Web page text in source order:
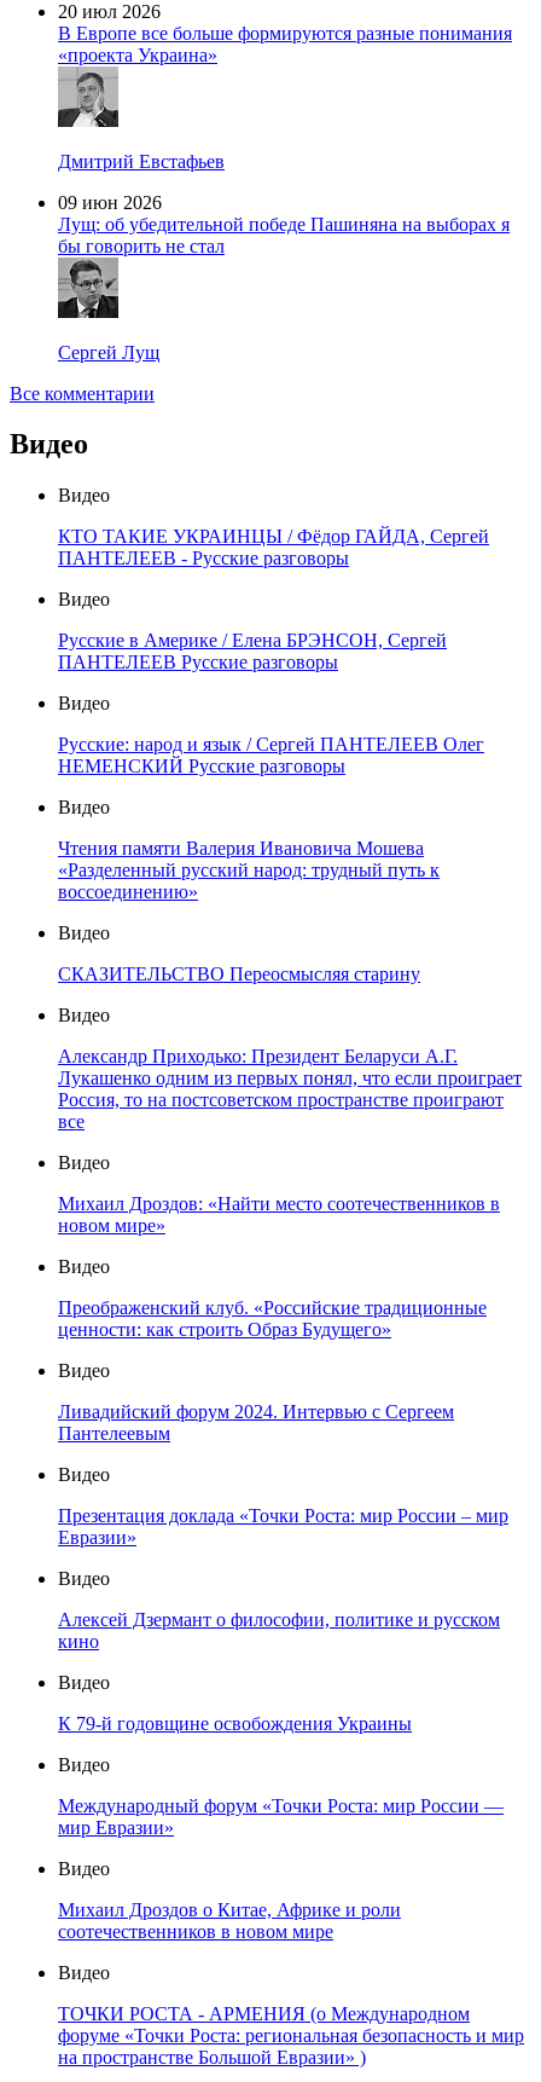
20 июл 2026
В Европе все больше формируются разные понимания
«проекта Украина»
Дмитрий Евстафьев
09 июн 2026
Лущ: об убедительной победе Пашиняна на выборах я
бы говорить не стал
Сергей Лущ
Все комментарии
Видео
Видео
КТО ТАКИЕ УКРАИНЦЫ / Фёдор ГАЙДА, Сергей
ПАНТЕЛЕЕВ - Русские разговоры
Видео
Русские в Америке / Елена БРЭНСОН, Сергей
ПАНТЕЛЕЕВ Русские разговоры
Видео
Русские: народ и язык / Сергей ПАНТЕЛЕЕВ Олег
НЕМЕНСКИЙ Русские разговоры
Видео
Чтения памяти Валерия Ивановича Мошева
«Разделенный русский народ: трудный путь к
воссоединению»
Видео
СКАЗИТЕЛЬСТВО Переосмысляя старину
Видео
Александр Приходько: Президент Беларуси А.Г.
Лукашенко одним из первых понял, что если проиграет
Россия, то на постсоветском пространстве проиграют
все
Видео
Михаил Дроздов: «Найти место соотечественников в
новом мире»
Видео
Преображенский клуб. «Российские традиционные
ценности: как строить Образ Будущего»
Видео
Ливадийский форум 2024. Интервью с Сергеем
Пантелеевым
Видео
Презентация доклада «Точки Роста: мир России – мир
Евразии»
Видео
Алексей Дзермант о философии, политике и русском
кино
Видео
К 79-й годовщине освобождения Украины
Видео
Международный форум «Точки Роста: мир России —
мир Евразии»
Видео
Михаил Дроздов о Китае, Африке и роли
соотечественников в новом мире
Видео
ТОЧКИ РОСТА - АРМЕНИЯ (о Международном
форуме «Точки Роста: региональная безопасность и мир
на пространстве Большой Евразии» )